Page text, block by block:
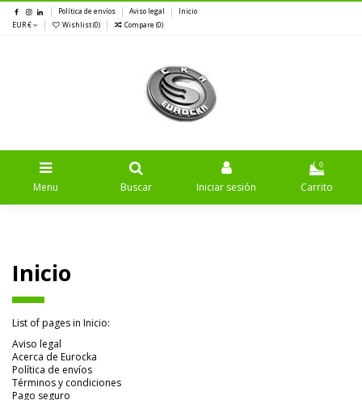
Política de envíos Aviso legal
Inicio
EUR €
Wishlist (0) Compare (0)
Menu Buscar Iniciar sesión
0
Carrito
Inicio
List of pages in Inicio:
Aviso legal
Acerca de Eurocka
Política de envíos
Términos y condiciones
Pago seguro